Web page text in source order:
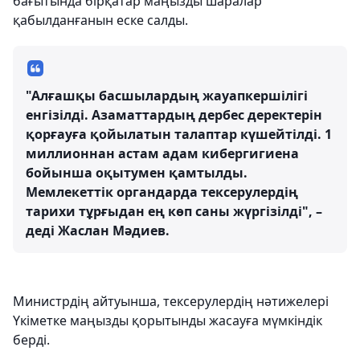
қабылданғанын еске салды.
"Алғашқы басшылардың жауапкершілігі
енгізілді. Азаматтардың дербес деректерін
қорғауға қойылатын талаптар күшейтілді. 1
миллионнан астам адам кибергигиена
бойынша оқытумен қамтылды.
Мемлекеттік органдарда тексерулердің
тарихи тұрғыдан ең көп саны жүргізілді", –
деді Жаслан Мәдиев.
Министрдің айтуынша, тексерулердің нәтижелері
Үкіметке маңызды қорытынды жасауға мүмкіндік
берді.